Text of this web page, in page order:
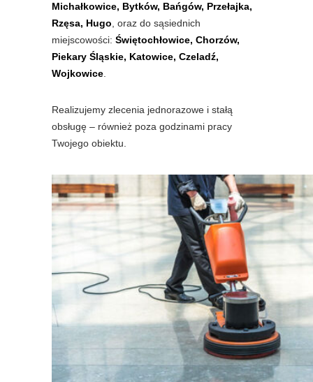
Michałkowice, Bytków, Bańgów, Przełajka,
Rzęsa, Hugo , oraz do sąsiednich
miejscowości: Świętochłowice, Chorzów,
Piekary Śląskie, Katowice, Czeladź,
Wojkowice
Realizujemy zlecenia jednorazowe i stałą
obsługę – również poza godzinami pracy
Twojego obiektu.